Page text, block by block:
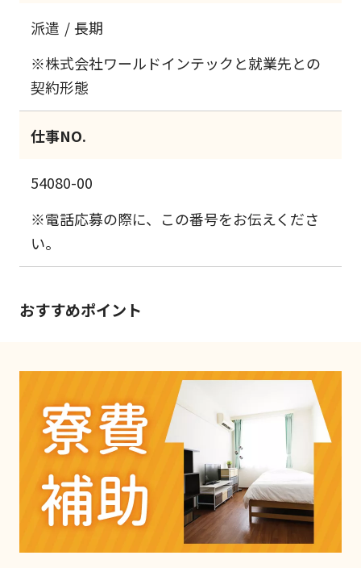
派遣
長期
※株式会社ワールドインテックと就業先との
契約形態
仕事NO.
54080-00
※電話応募の際に、この番号をお伝えくださ
い。
おすすめポイント